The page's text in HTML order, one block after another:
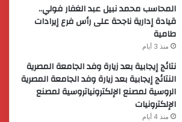
المحاسب محمد نبيل عبد الغفار فولي..
قيادة إدارية ناجحة على رأس فرع إيرادات
طامية
منذ 3 أيام
نتائج إيجابية بعد زيارة وفد الجامعة المصرية
النتائج إيجابية بعد زيارة وفد الجامعة المصرية
الروسية لمصنع الإلكترونياتروسية لمصنع
الإلكترونيات
منذ 4 أيام